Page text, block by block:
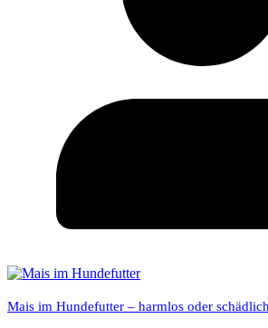
Mais im Hundefutter – harmlos oder